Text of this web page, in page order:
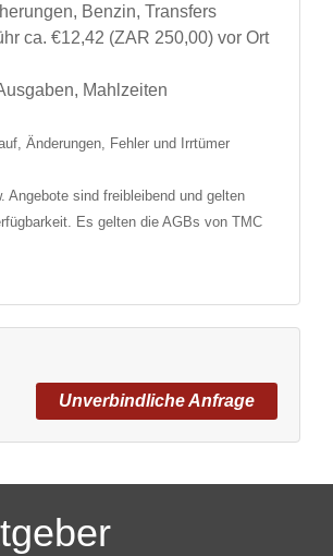
Benzin, Transfers
ca. €12,42 (ZAR 250,00) vor Ort
Mahlzeiten
Änderungen, Fehler und Irrtümer
Angebote sind freibleibend und gelten
Es gelten die AGBs von TMC
Unverbindliche Anfrage